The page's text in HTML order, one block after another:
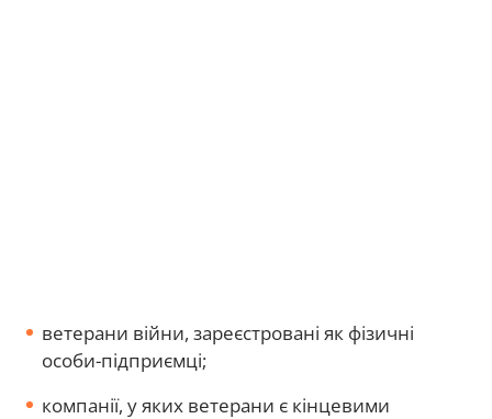
ветерани війни, зареєстровані як фізичні
особи-підприємці;
компанії, у яких ветерани є кінцевими